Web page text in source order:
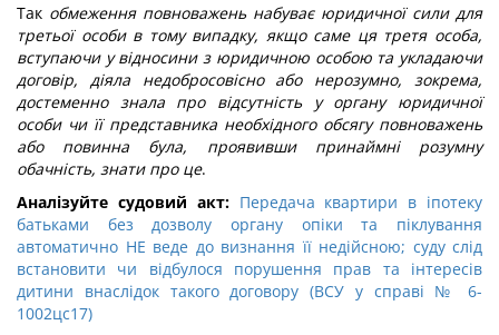
Так обмеження повноважень набуває юридичної сили для
третьої особи в тому випадку, якщо саме ця третя особа,
вступаючи у відносини з юридичною особою та укладаючи
договір, діяла недобросовісно або нерозумно, зокрема,
достеменно знала про відсутність у органу юридичної
особи чи її представника необхідного обсягу повноважень
або повинна була, проявивши принаймні розумну
обачність, знати про це.
Аналізуйте судовий акт: Передача квартири в іпотеку
батьками без дозволу органу опіки та піклування
автоматично НЕ веде до визнання її недійсною; суду слід
встановити чи відбулося порушення прав та інтересів
дитини внаслідок такого договору (ВСУ у справі № 6-
1002цс17)